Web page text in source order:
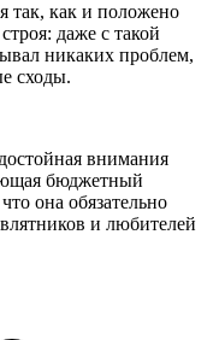
так, как и положено
даже с такой
никаких проблем,
сходы.
внимания
бюджетный
она обязательно
и любителей